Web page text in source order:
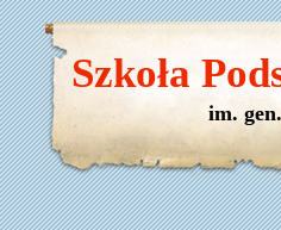
Szkoła
im.